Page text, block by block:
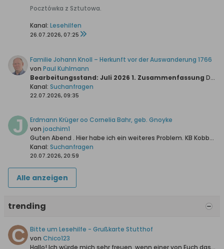
Pocztówka z Sztutowa.
Kanal: Lesehilfen
26.07.2026, 07:25
Familie Johann Knoll – Herkunft vor der Auswanderung 1766
von Paul Kuhlmann
Bearbeitungsstand: Juli 2026 1. Zusammenfassung Die vorliegende Untersuchung verfolgt das Ziel, die bislang ungeklärte Herkunft der Familie Johann Knoll vor ihrer Auswanderung in das...
Kanal: Suchanfragen
22.07.2026, 09:35
Erdmann Krüger oo Cornelia Bahr, geb. Gnoyke
von joachim1
Guten Abend . Hier habe ich ein weiteres Problem. KB Kobbelgrube Heiraten 1840/53:
Kanal: Suchanfragen
20.07.2026, 20:59
Alle anzeigen
trending
Bitte um Lesehilfe - Grußkarte Stutthof
von Chico123
Hallo! Ich würde mich sehr freuen, wenn einer von Euch das Handgeschriebene für mich entziffern könnte.